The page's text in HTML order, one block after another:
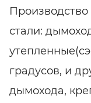
стали:
градусов, и
дымохода,